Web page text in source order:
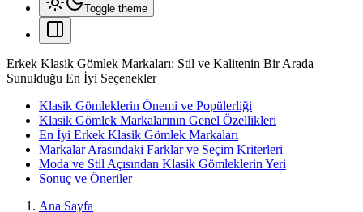
Toggle theme
Erkek Klasik Gömlek Markaları: Stil ve Kalitenin Bir Arada
Sunulduğu En İyi Seçenekler
Klasik Gömleklerin Önemi ve Popülerliği
Klasik Gömlek Markalarının Genel Özellikleri
En İyi Erkek Klasik Gömlek Markaları
Markalar Arasındaki Farklar ve Seçim Kriterleri
Moda ve Stil Açısından Klasik Gömleklerin Yeri
Sonuç ve Öneriler
Ana Sayfa